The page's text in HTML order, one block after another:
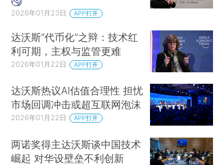
2026年01月23日 APP打开
达沃斯“代币化”之辩：技术红
利可期，主权与监管更难
2026年01月22日 APP打开
达沃斯热议AI估值合理性 担忧
市场回调冲击或超互联网泡沫
2026年01月22日 APP打开
两诺奖得主达沃斯谈中国技术
崛起 对华设壁垒不利创新